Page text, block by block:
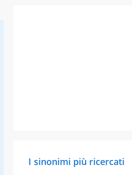
I sinonimi più ricercati